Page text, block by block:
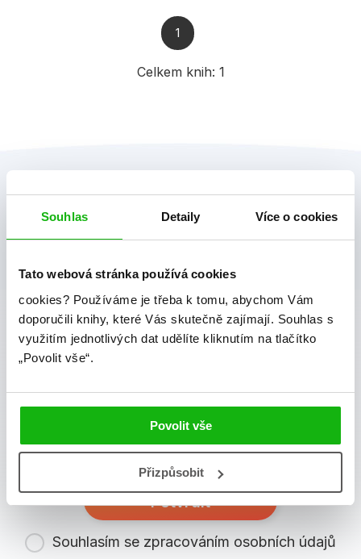
Souhlas Detaily Více o cookies
Tato webová stránka používá cookies
cookies? Používáme je třeba k tomu, abychom Vám
doporučili knihy, které Vás skutečně zajímají. Souhlas s
využitím jednotlivých dat udělíte kliknutím na tlačítko
„Povolit vše“.
Povolit vše
Přizpůsobit
Celkem knih: 1
1
albatros media newsletter
Zajímá Vás, jaké novinky právě vychází a co se děje v
knižním světě? Přihlášením k odběru našich e-
osobních údajů.
Vaše e-mailová adresa
Potvrdit
Souhlasím se zpracováním osobních údajů